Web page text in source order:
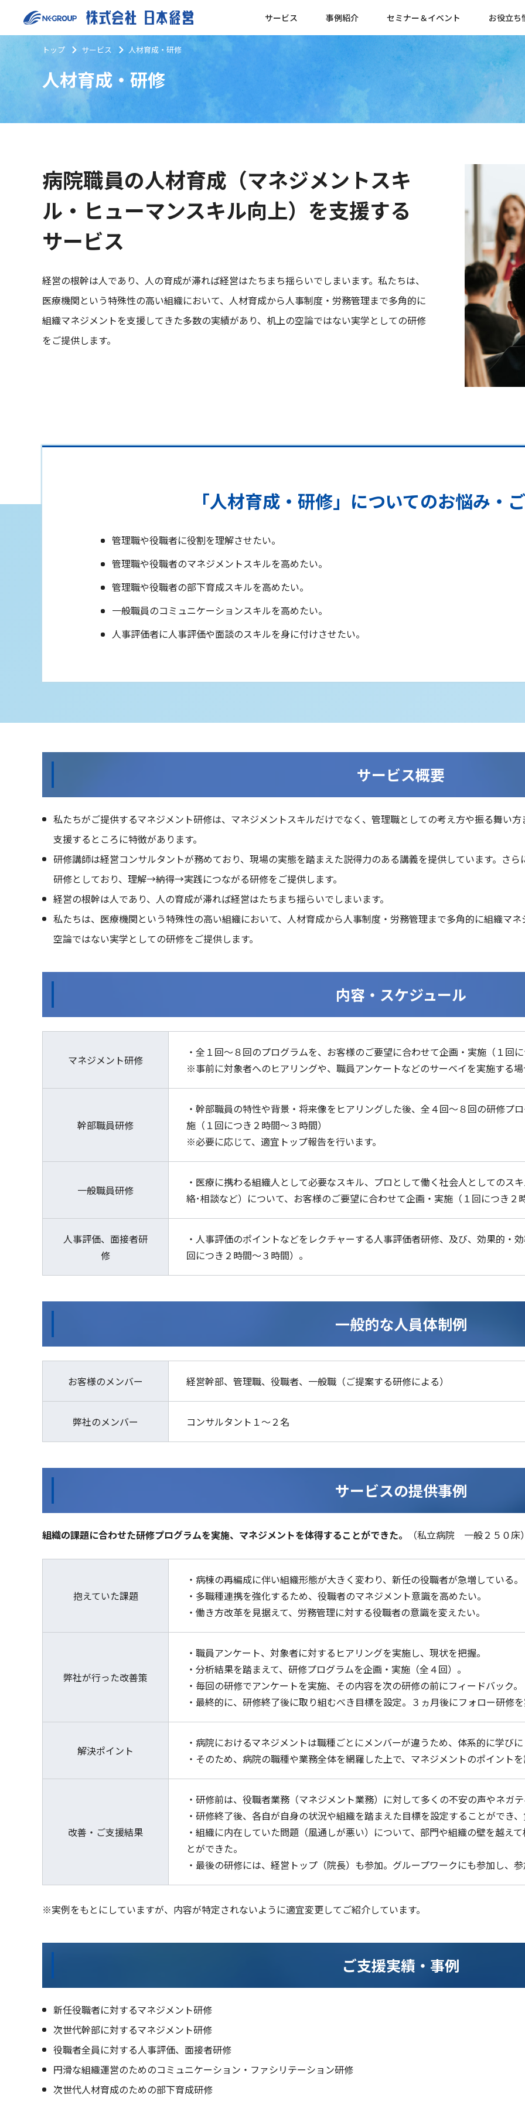
サービス 事例紹介 セミナー＆イベント お役立ち
トップ サービス 人材育成・研修
人材育成・研修
病院職員の人材育成（マネジメントスキ
ル・ヒューマンスキル向上）を支援する
サービス
経営の根幹は人であり、人の育成が滞れば経営はたちまち揺らいでしまいます。私たちは、
医療機関という特殊性の高い組織において、人材育成から人事制度・労務管理まで多角的に
組織マネジメントを支援してきた多数の実績があり、机上の空論ではない実学としての研修
をご提供します。
「人材育成・研修」についてのお悩み・
管理職や役職者に役割を理解させたい。
管理職や役職者のマネジメントスキルを高めたい。
管理職や役職者の部下育成スキルを高めたい。
一般職員のコミュニケーションスキルを高めたい。
人事評価者に人事評価や面談のスキルを身に付けさせたい。
サービス概要
私たちがご提供するマネジメント研修は、マネジメントスキルだけでなく、管理職としての考え方や振る舞い
支援するところに特徴があります。
研修講師は経営コンサルタントが務めており、現場の実態を踏まえた説得力のある講義を提供しています。さ
研修としており、理解→納得→実践につながる研修をご提供します。
経営の根幹は人であり、人の育成が滞れば経営はたちまち揺らいでしまいます。
私たちは、医療機関という特殊性の高い組織において、人材育成から人事制度・労務管理まで多角的に組織マ
空論ではない実学としての研修をご提供します。
内容・スケジュール
マネジメント研修
・全１回～８回のプログラムを、お客様のご要望に合わせて企画・実施（１回
※事前に対象者へのヒアリングや、職員アンケートなどのサーベイを実施する
幹部職員研修
・幹部職員の特性や背景・将来像をヒアリングした後、全４回～８回の研修プ
施（１回につき２時間～３時間）
※必要に応じて、適宜トップ報告を行います。
一般職員研修
・医療に携わる組織人として必要なスキル、プロとして働く社会人としてのス
絡･相談など）について、お客様のご要望に合わせて企画・実施（１回につき２
人事評価、面接者研
修
・人事評価のポイントなどをレクチャーする人事評価者研修、及び、効果的・
回につき２時間～３時間）。
一般的な人員体制例
お客様のメンバー 経営幹部、管理職、役職者、一般職（ご提案する研修による）
弊社のメンバー コンサルタント１～２名
サービスの提供事例
組織の課題に合わせた研修プログラムを実施、マネジメントを体得することができた。 （私立病院 一般２５０床
抱えていた課題
・病棟の再編成に伴い組織形態が大きく変わり、新任の役職者が急増している。
・多職種連携を強化するため、役職者のマネジメント意識を高めたい。
・働き方改革を見据えて、労務管理に対する役職者の意識を変えたい。
弊社が行った改善策
・職員アンケート、対象者に対するヒアリングを実施し、現状を把握。
・分析結果を踏まえて、研修プログラムを企画・実施（全４回）。
・毎回の研修でアンケートを実施、その内容を次の研修の前にフィードバック。
・最終的に、研修終了後に取り組むべき目標を設定。３ヵ月後にフォロー研修
解決ポイント
・病院におけるマネジメントは職種ごとにメンバーが違うため、体系的に学び
・そのため、病院の職種や業務全体を網羅した上で、マネジメントのポイント
改善・ご支援結果
・研修前は、役職者業務（マネジメント業務）に対して多くの不安の声やネガ
・研修終了後、各自が自身の状況や組織を踏まえた目標を設定することができ
・組織に内在していた問題（風通しが悪い）について、部門や組織の壁を越え
とができた。
・最後の研修には、経営トップ（院長）も参加。グループワークにも参加し、
※実例をもとにしていますが、内容が特定されないように適宜変更してご紹介しています。
ご支援実績・事例
新任役職者に対するマネジメント研修
次世代幹部に対するマネジメント研修
役職者全員に対する人事評価、面接者研修
円滑な組織運営のためのコミュニケーション・ファシリテーション研修
次世代人材育成のための部下育成研修